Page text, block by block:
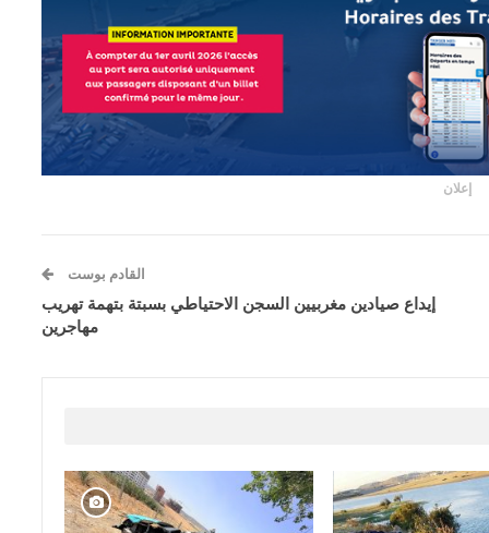
إعلان
القادم بوست
إيداع صيادين مغربيين السجن الاحتياطي بسبتة بتهمة تهريب
مهاجرين